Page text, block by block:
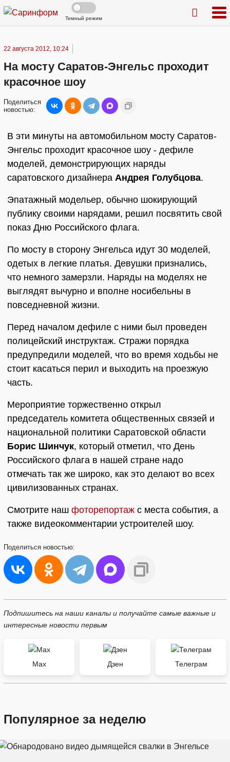
Темный режим
22 августа 2012, 10:24
На мосту Саратов-Энгельс проходит
красочное шоу
Поделиться
новостью:
В эти минуты на автомобильном мосту Саратов-
Энгельс проходит красочное шоу - дефиле
моделей, демонстрирующих наряды
саратовского дизайнера Андрея Голубцова.
Эпатажный модельер, обычно шокирующий
публику своими нарядами, решил посвятить свой
показ Дню Российского флага.
По мосту в сторону Энгельса идут 30 моделей,
одетых в легкие платья. Девушки признались,
что немного замерзли. Наряды на моделях не
выглядят вычурно и вполне носибельны в
повседневной жизни.
Перед началом дефиле с ними был проведен
полицейский инструктаж. Стражи порядка
предупредили моделей, что во время ходьбы не
стоит касаться перил и выходить на проезжую
часть.
Мероприятие торжественно открыл
председатель комитета общественных связей и
национальной политики Саратовской области
Борис Шинчук, который отметил, что День
Российского флага в нашей стране надо
отмечать так же широко, как это делают во всех
цивилизованных странах.
Смотрите наш фоторепортаж с места события, а
также видеокомментарии устроителей шоу.
Поделиться новостью:
Подпишитесь на наши каналы и получайте самые важные и
интересные новости первым
Max Дзен Телеграм
Популярное за неделю